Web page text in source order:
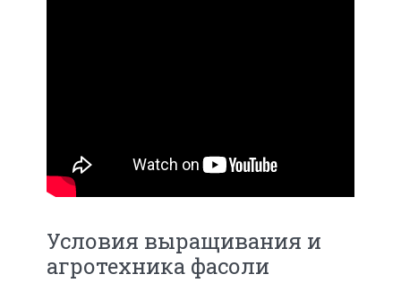
Условия выращивания и
агротехника фасоли